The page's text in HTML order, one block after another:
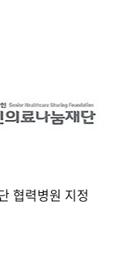
협력병원 지정